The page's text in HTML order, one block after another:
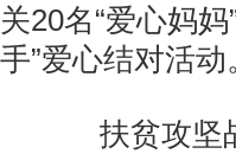
关20名“爱心妈
手”爱心结对活动
扶贫攻坚战